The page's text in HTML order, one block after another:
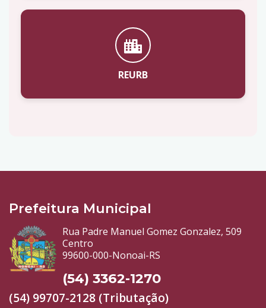
REURB
Prefeitura Municipal
Rua Padre Manuel Gomez Gonzalez, 509
Centro
99600-000-Nonoai-RS
(54) 3362-1270
(54) 99707-2128 (Tributação)